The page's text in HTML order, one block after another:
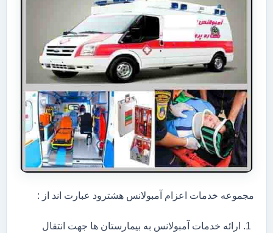
مجموعه خدمات اعزام آمبولانس هشترود عبارت اند از :
ارائه خدمات آمبولانس به بیمارستان ها جهت انتقال